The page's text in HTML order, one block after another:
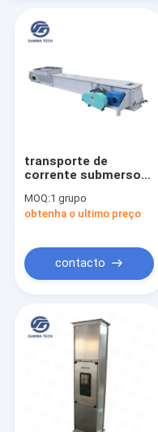
transporte de
corrente submerso
raspador do moinho
de alimentação do
da grão de 30tph
2mm
MOQ:1 grupo
obtenha o ultimo preço
contacto